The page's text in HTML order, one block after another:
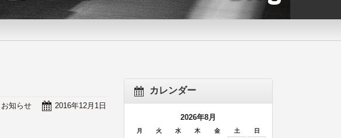
2016年12月1日
お知らせ
カレンダー
2026年8月
月 火 水 木 金 土 日